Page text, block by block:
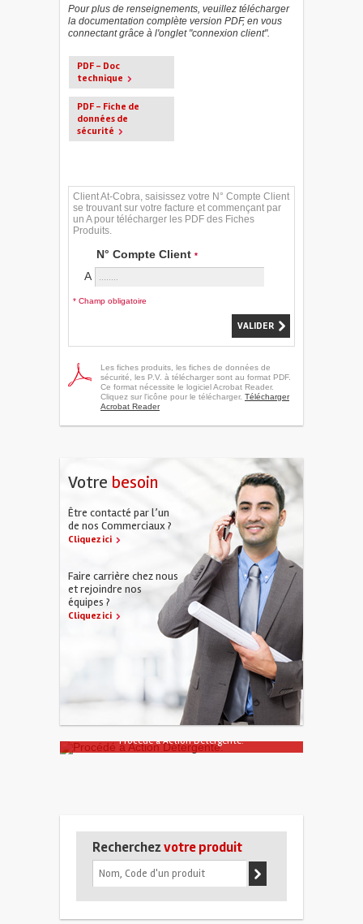
Votre besoin
Être contacté par l’un
de nos Commerciaux ?
Cliquez ici
Faire carrière chez nous
et rejoindre nos
équipes ?
Cliquez ici
Pour plus de renseignements, veuillez télécharger
la documentation complète version PDF, en vous
connectant grâce à l'onglet "connexion client".
PDF - Doc
technique
PDF - Fiche de
données de
sécurité
Client At-Cobra, saisissez votre N° Compte Client
se trouvant sur votre facture et commençant par
un A pour télécharger les PDF des Fiches
Produits.
N° Compte Client *
A
* Champ obligatoire
Les fiches produits, les fiches de données de
sécurité, les P.V. à télécharger sont au format PDF.
Ce format nécessite le logiciel Acrobat Reader.
Cliquez sur l'icône pour le télécharger. Télécharger
Acrobat Reader
Procédé à Action Détergente.
Recherchezvotre produit